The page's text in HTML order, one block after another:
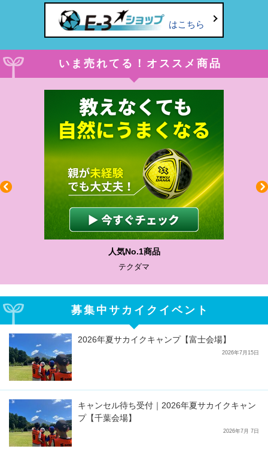
はこちら
いま売れてる！オススメ商品
募集中サカイクイベント
2026年夏サカイクキャンプ【富士会場】
2026年7月15日
キャンセル待ち受付｜2026年夏サカイクキャン
プ【千葉会場】
2026年7月 7日